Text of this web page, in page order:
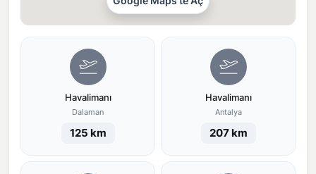
Havalimanı
Dalaman
125 km
Havalimanı
Antalya
207 km